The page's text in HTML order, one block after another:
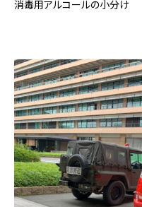
消毒用アルコールの小分け